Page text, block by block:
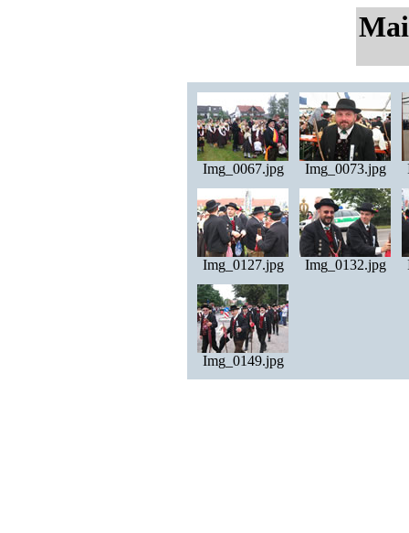
Img_0067.jpg Img_0073.jpg
Img_0127.jpg Img_0132.jpg
Img_0149.jpg